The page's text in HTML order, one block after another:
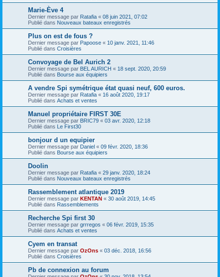
Marie-Ève 4
Dernier message par Ratafia « 08 juin 2021, 07:02
Publié dans Nouveaux bateaux enregistrés
Plus on est de fous ?
Dernier message par Papoose « 10 janv. 2021, 11:46
Publié dans Croisières
Convoyage de Bel Aurich 2
Dernier message par BEL AURICH « 18 sept. 2020, 20:59
Publié dans Bourse aux équipiers
A vendre Spi symétrique état quasi neuf, 600 euros.
Dernier message par Ratafia « 16 août 2020, 19:17
Publié dans Achats et ventes
Manuel propriétaire FIRST 30E
Dernier message par BRIC79 « 03 avr. 2020, 12:18
Publié dans Le First30
bonjour d un equipier
Dernier message par Daniel « 09 févr. 2020, 18:36
Publié dans Bourse aux équipiers
Doolin
Dernier message par Ratafia « 29 janv. 2020, 18:24
Publié dans Nouveaux bateaux enregistrés
Rassemblement atlantique 2019
Dernier message par KENTAN « 30 août 2019, 14:45
Publié dans Rassemblements
Recherche Spi first 30
Dernier message par grrregos « 06 févr. 2019, 15:35
Publié dans Achats et ventes
Cyem en transat
Dernier message par OzOns « 03 déc. 2018, 16:56
Publié dans Croisières
Pb de connexion au forum